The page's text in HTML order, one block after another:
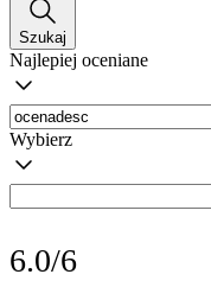
Szukaj
Najlepiej oceniane
Wybierz
6.0/6